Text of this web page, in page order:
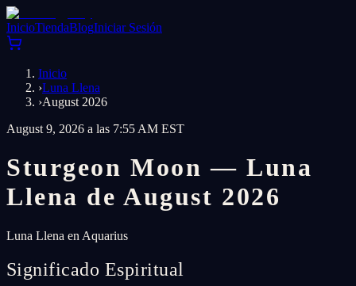
InicioTiendaBlogIniciar Sesión
Inicio
›Luna Llena
›August 2026
August 9, 2026 a las 7:55 AM EST
Sturgeon Moon — Luna
Llena de August 2026
Luna Llena en Aquarius
Significado Espiritual